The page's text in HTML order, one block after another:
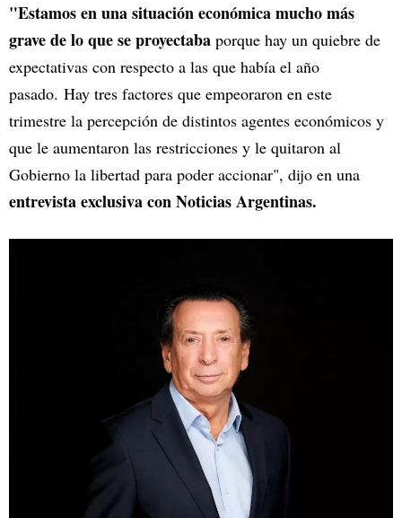
"Estamos en una situación económica mucho más
grave de lo que se proyectaba porque hay un quiebre de
expectativas con respecto a las que había el año
pasado. Hay tres factores que empeoraron en este
trimestre la percepción de distintos agentes económicos y
que le aumentaron las restricciones y le quitaron al
Gobierno la libertad para poder accionar", dijo en una
entrevista exclusiva con Noticias Argentinas.